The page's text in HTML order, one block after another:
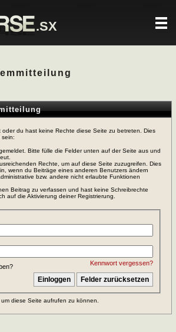
.SX
oder du hast keine Rechte diese Seite zu betreten. Dies
sein:
Bitte fülle die Felder unten auf der Seite aus und
Rechte, um auf diese Seite zuzugreifen. Dies
wenn du Beiträge eines anderen Benutzers ändern
bzw. andere nicht erlaubte Funktionen
Beitrag zu verfassen und hast keine Schreibrechte
auf die Aktivierung deiner Registrierung.
Kennwort vergessen?
um diese Seite aufrufen zu können.